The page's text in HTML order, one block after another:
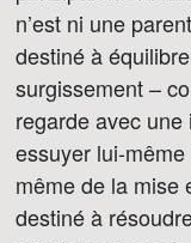
n’est ni une
destiné à
surgissement –
regarde avec une
essuyer lui-
même de la mise
destiné à